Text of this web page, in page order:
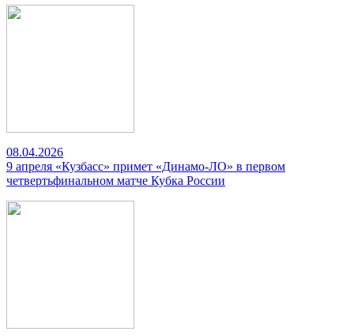
08.04.2026
9 апреля «Кузбасс» примет «Динамо-ЛО» в первом
четвертьфинальном матче Кубка России